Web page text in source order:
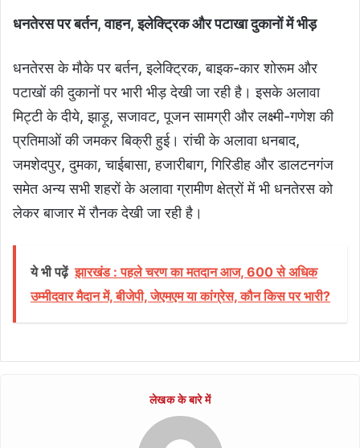
धनतेरस पर बर्तन, वाहन, इलेक्ट्रिक और पटाखा दुकानों में भीड़
धनतेरस के मौके पर बर्तन, इलेक्ट्रिक, बाइक-कार शोरूम और
पटाखों की दुकानों पर भारी भीड़ देखी जा रही है। इसके अलावा
मिट्टी के दीये, झाड़ू, सजावट, पूजन सामग्री और लक्ष्मी-गणेश की
प्रतिमाओं की जमकर बिक्री हुई। रांची के अलावा धनबाद,
जमशेदपुर, दुमका, चाईबासा, हजारीबाग, गिरिडीह और डालटनगंज
समेत अन्य सभी शहरों के अलावा ग्रामीण क्षेत्रों में भी धनतेरस को
लेकर बाजार में रौनक देखी जा रही है।
ये भी पढ़ें झारखंड : पहले चरण का मतदान आज, 600 से अधिक
उम्मीदवार मैदान में, बीजेपी, जेएमएम या कांग्रेस, कौन किस पर भारी?